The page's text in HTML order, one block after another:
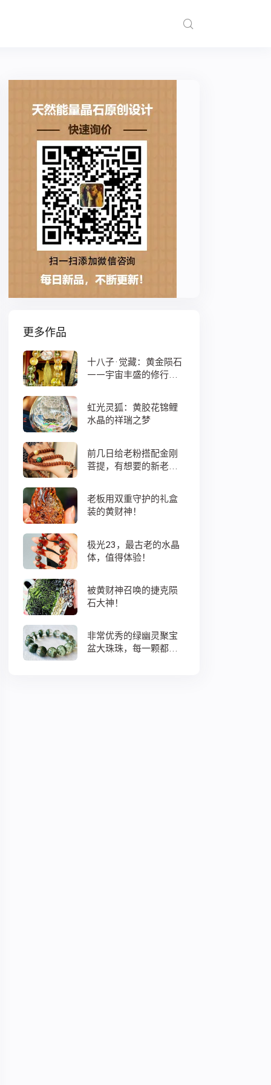
更多作品
十八子·觉藏：黄金陨石
——宇宙丰盛的修行之
虹光灵狐：黄胶花锦鲤
水晶的祥瑞之梦
前几日给老粉搭配金刚
菩提，有想要的新老
老板用双重守护的礼盒
装的黄财神！
极光23，最古老的水晶
体，值得体验！
被黄财神召唤的捷克陨
石大神！
非常优秀的绿幽灵聚宝
盆大珠珠，每一颗都蕴